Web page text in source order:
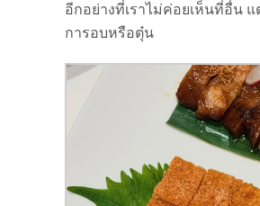
อีกอย่างที่เราไม่ค่อยเห็นที่อื่น
การอบหรือตุ๋น